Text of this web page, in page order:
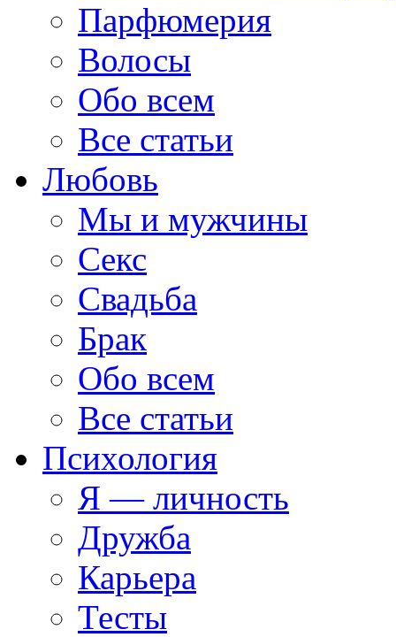
Парфюмерия
Волосы
Обо всем
Все статьи
Любовь
Мы и мужчины
Секс
Свадьба
Брак
Обо всем
Все статьи
Психология
Я — личность
Дружба
Карьера
Тесты